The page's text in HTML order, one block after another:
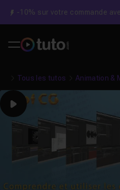
-10% sur votre commande
Tous les tutos Animation &
Play